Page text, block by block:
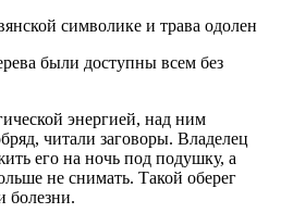
были доступны всем без
энергией, над ним
читали заговоры. Владелец
его на ночь под подушку, а
не снимать. Такой оберег
болезни.